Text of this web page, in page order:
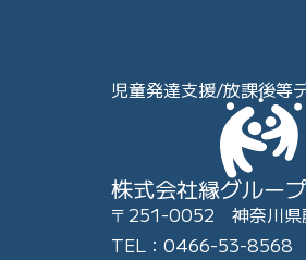
児童発達支援/放課後等
株式会社縁グループ
〒251-0052 神奈川県
TEL：0466-53-8568